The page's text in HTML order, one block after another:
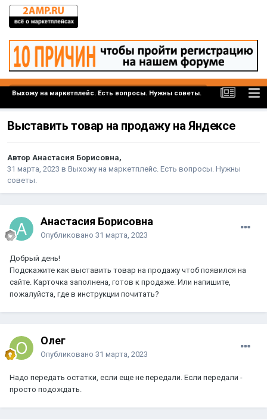
Выхожу на маркетплейс. Есть вопросы. Нужны советы.
Выставить товар на продажу на Яндексе
Автор Анастасия Борисовна,
31 марта, 2023 в Выхожу на маркетплейс. Есть вопросы. Нужны
советы.
Анастасия Борисовна
Опубликовано 31 марта, 2023
Добрый день!
Подскажите как выставить товар на продажу чтоб появился на
сайте. Карточка заполнена, готов к продаже. Или напишите,
пожалуйста, где в инструкции почитать?
Олег
Опубликовано 31 марта, 2023
Надо передать остатки, если еще не передали. Если передали -
просто подождать.